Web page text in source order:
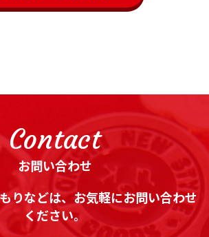
Contact
お問い合わせ
りなどは、お気軽にお問い合わせ
ください。